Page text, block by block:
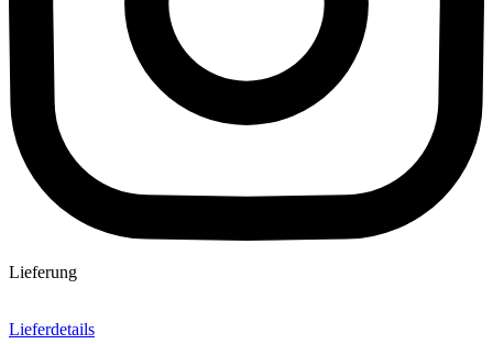
Lieferung
Lieferdetails